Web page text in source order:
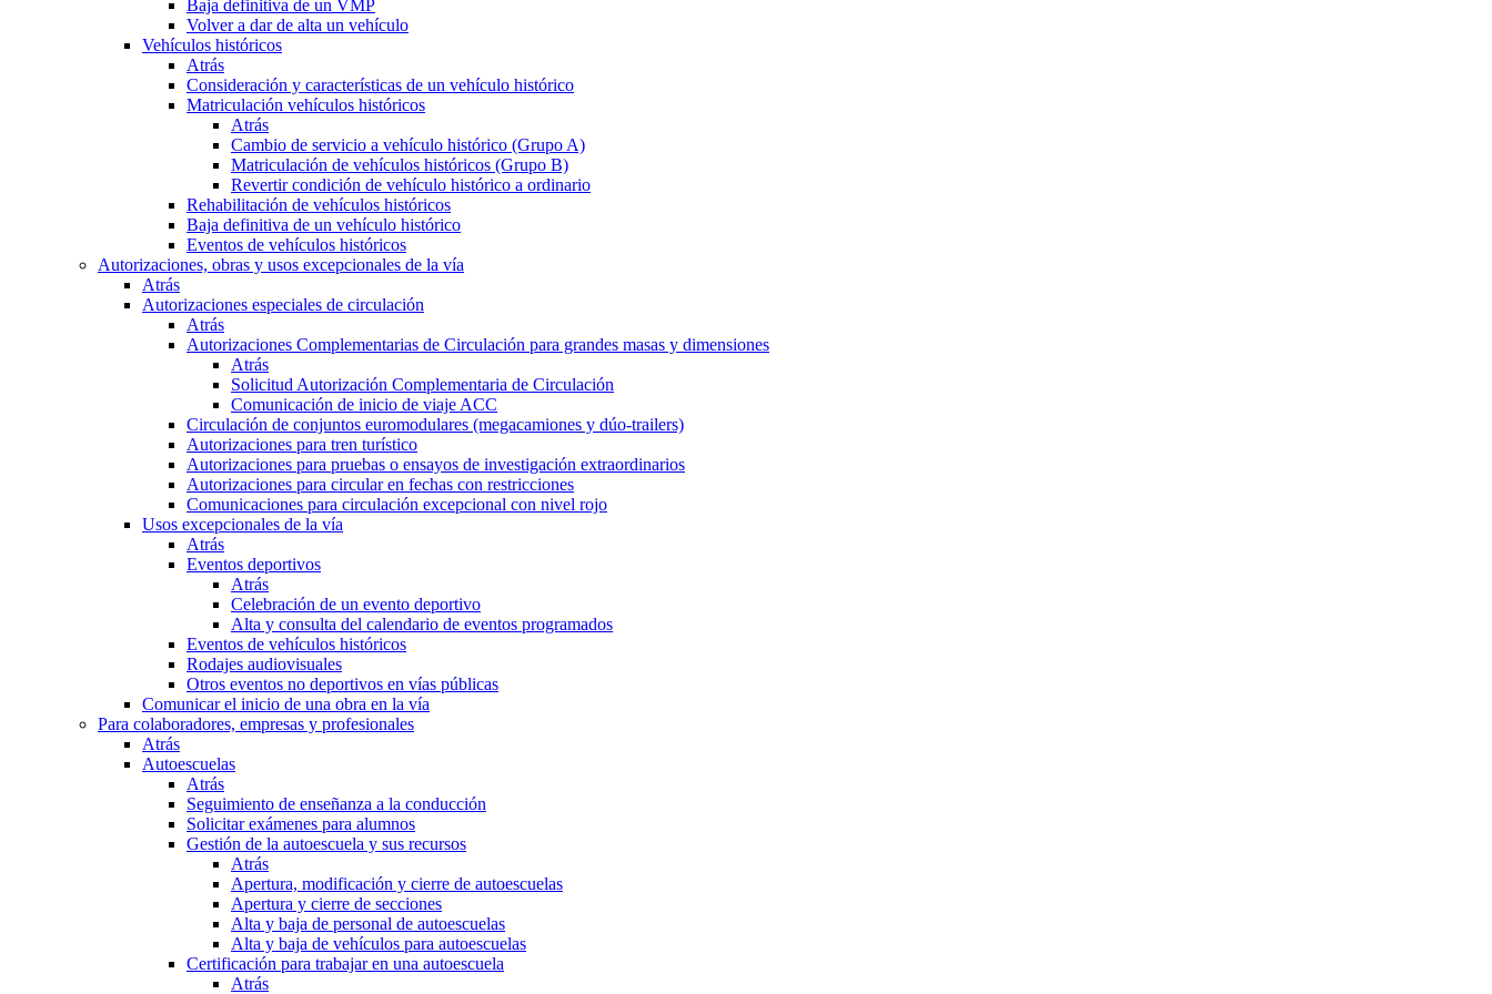
Baja definitiva de un VMP
Volver a dar de alta un vehículo
Vehículos históricos
Atrás
Consideración y características de un vehículo histórico
Matriculación vehículos históricos
Atrás
Cambio de servicio a vehículo histórico (Grupo A)
Matriculación de vehículos históricos (Grupo B)
Revertir condición de vehículo histórico a ordinario
Rehabilitación de vehículos históricos
Baja definitiva de un vehículo histórico
Eventos de vehículos históricos
Autorizaciones, obras y usos excepcionales de la vía
Atrás
Autorizaciones especiales de circulación
Atrás
Autorizaciones Complementarias de Circulación para grandes masas y dimensiones
Atrás
Solicitud Autorización Complementaria de Circulación
Comunicación de inicio de viaje ACC
Circulación de conjuntos euromodulares (megacamiones y dúo-trailers)
Autorizaciones para tren turístico
Autorizaciones para pruebas o ensayos de investigación extraordinarios
Autorizaciones para circular en fechas con restricciones
Comunicaciones para circulación excepcional con nivel rojo
Usos excepcionales de la vía
Atrás
Eventos deportivos
Atrás
Celebración de un evento deportivo
Alta y consulta del calendario de eventos programados
Eventos de vehículos históricos
Rodajes audiovisuales
Otros eventos no deportivos en vías públicas
Comunicar el inicio de una obra en la vía
Para colaboradores, empresas y profesionales
Atrás
Autoescuelas
Atrás
Seguimiento de enseñanza a la conducción
Solicitar exámenes para alumnos
Gestión de la autoescuela y sus recursos
Atrás
Apertura, modificación y cierre de autoescuelas
Apertura y cierre de secciones
Alta y baja de personal de autoescuelas
Alta y baja de vehículos para autoescuelas
Certificación para trabajar en una autoescuela
Atrás